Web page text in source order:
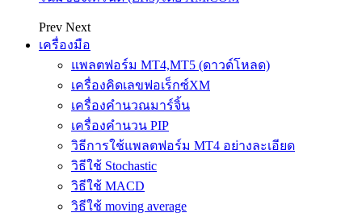
Prev Next
เครื่องมือ
แพลตฟอร์ม MT4,MT5 (ดาวด์โหลด)
เครื่องคิดเลขฟอเร็กซ์XM
เครื่องคำนวณมาร์จิ้น
เครื่องคำนวน PIP
วิธีการใช้แพลตฟอร์ม MT4 อย่างละเอียด
วิธีใช้ Stochastic
วิธีใช้ MACD
วิธีใช้ moving average